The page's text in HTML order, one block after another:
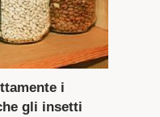
i
gli insetti